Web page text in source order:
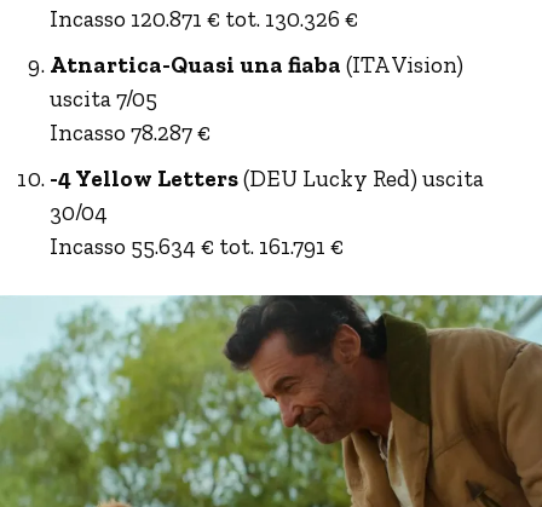
Incasso 120.871 € tot. 130.326 €
Atnartica-Quasi una fiaba (ITA Vision)
uscita 7/05
Incasso 78.287 €
-4 Yellow Letters(DEU Lucky Red) uscita
30/04
Incasso 55.634 € tot. 161.791 €